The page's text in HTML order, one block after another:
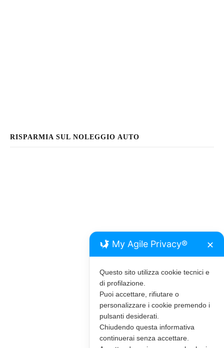
RISPARMIA SUL NOLEGGIO AUTO
My Agile Privacy® ✕
Questo sito utilizza cookie tecnici e
di profilazione.
Puoi accettare, rifiutare o
personalizzare i cookie premendo i
pulsanti desiderati.
Chiudendo questa informativa
continuerai senza accettare.